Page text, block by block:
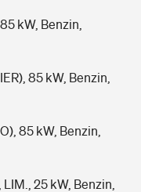
kW, Benzin,
85 kW, Benzin,
85 kW, Benzin,
25 kW, Benzin,